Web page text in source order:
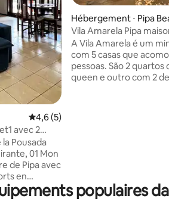
Évaluation moyenne sur la base
4,6 (5)
avec 2
Pousada
01 Mon
de Pipa avec
en
privé,
Hébergement ⋅ Pipa
Vila Amarela Pipa
chambres, cuisine
A Vila Amarela é um
com 5 casas que
pessoas. São 2 quartos
queen e outro com 2 de
em casa na Pipa!
populaires